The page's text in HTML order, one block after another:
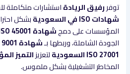
توفررفيق الريادةاستشارات متكاملة
شهادات ISO في السعودية
بشكل
المؤسسات على دمجشهادة ISO 45001 السعودية
الجودة الشاملة، وربطها بـشهادة ISO 9001 السعودية
ISO 27001 السعودية
لتعزيزالتميز
المخاطر التشغيلية بشكل ملموس.